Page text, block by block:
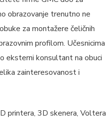
obrazovanje trenutno ne
za montažere čeličnih
profilom. Učesnicima
eksterni konsultant na obuci
zainteresovanost i
printera, 3D skenera, Voltera